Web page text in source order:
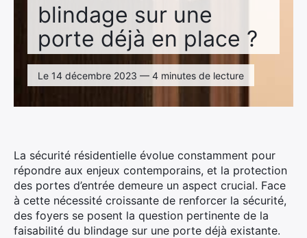
blindage sur une
porte déjà en place ?
Le 14 décembre 2023 — 4 minutes de lecture
La sécurité résidentielle évolue constamment pour
répondre aux enjeux contemporains, et la protection
des portes d’entrée demeure un aspect crucial. Face
à cette nécessité croissante de renforcer la sécurité,
des foyers se posent la question pertinente de la
faisabilité du blindage sur une porte déjà existante.